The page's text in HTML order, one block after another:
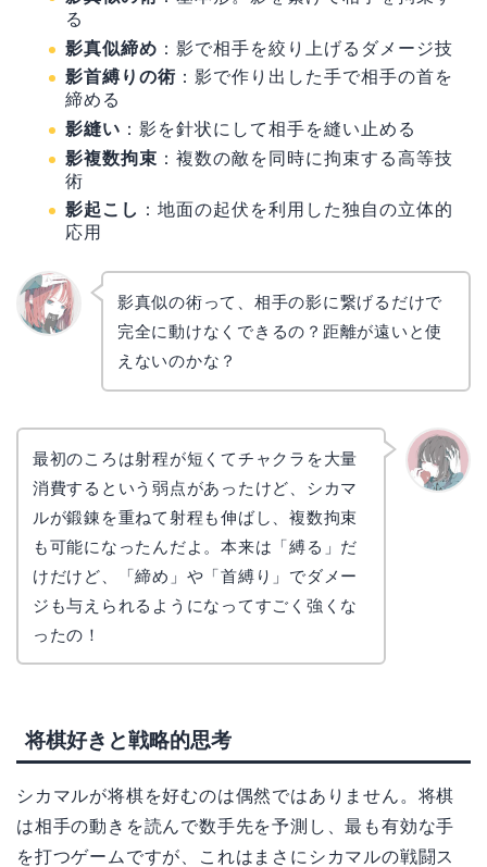
る
影真似締め ：影で相手を絞り上げるダメージ技
影首縛りの術 ：影で作り出した手で相手の首を
締める
影縫い ：影を針状にして相手を縫い止める
影複数拘束 ：複数の敵を同時に拘束する高等技
術
影起こし ：地面の起伏を利用した独自の立体的
応用
影真似の術って、相手の影に繋げるだけで
完全に動けなくできるの？距離が遠いと使
えないのかな？
最初のころは射程が短くてチャクラを大量
消費するという弱点があったけど、シカマ
ルが鍛錬を重ねて射程も伸ばし、複数拘束
も可能になったんだよ。本来は「縛る」だ
けだけど、「締め」や「首縛り」でダメー
ジも与えられるようになってすごく強くな
ったの！
将棋好きと戦略的思考
シカマルが将棋を好むのは偶然ではありません。将棋
は相手の動きを読んで数手先を予測し、最も有効な手
を打つゲームですが、これはまさにシカマルの戦闘ス